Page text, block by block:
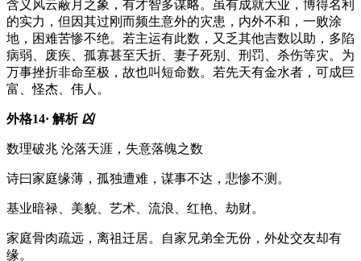
含义 风云蔽月之象，有才智多谋略。虽有成就大业，博得名利
的实力，但因其过刚而频生意外的灾患，内外不和，一败涂
地，困难苦惨不绝。若主运有此数，又乏其他吉数以助，多陷
病弱、废疾、孤寡甚至夭折、妻子死别、刑罚、杀伤等灾。为
万事挫折非命至极，故也叫短命数。若先天有金水者，可成巨
富、怪杰、伟人。
外格14· 解析 凶
数理破兆 沦落天涯，失意落魄之数
诗曰家庭缘薄，孤独遭难，谋事不达，悲惨不测。
基业暗禄、美貌、艺术、流浪、红艳、劫财。
家庭骨肉疏远，离祖迁居。自家兄弟全无份，外处交友却有
缘。